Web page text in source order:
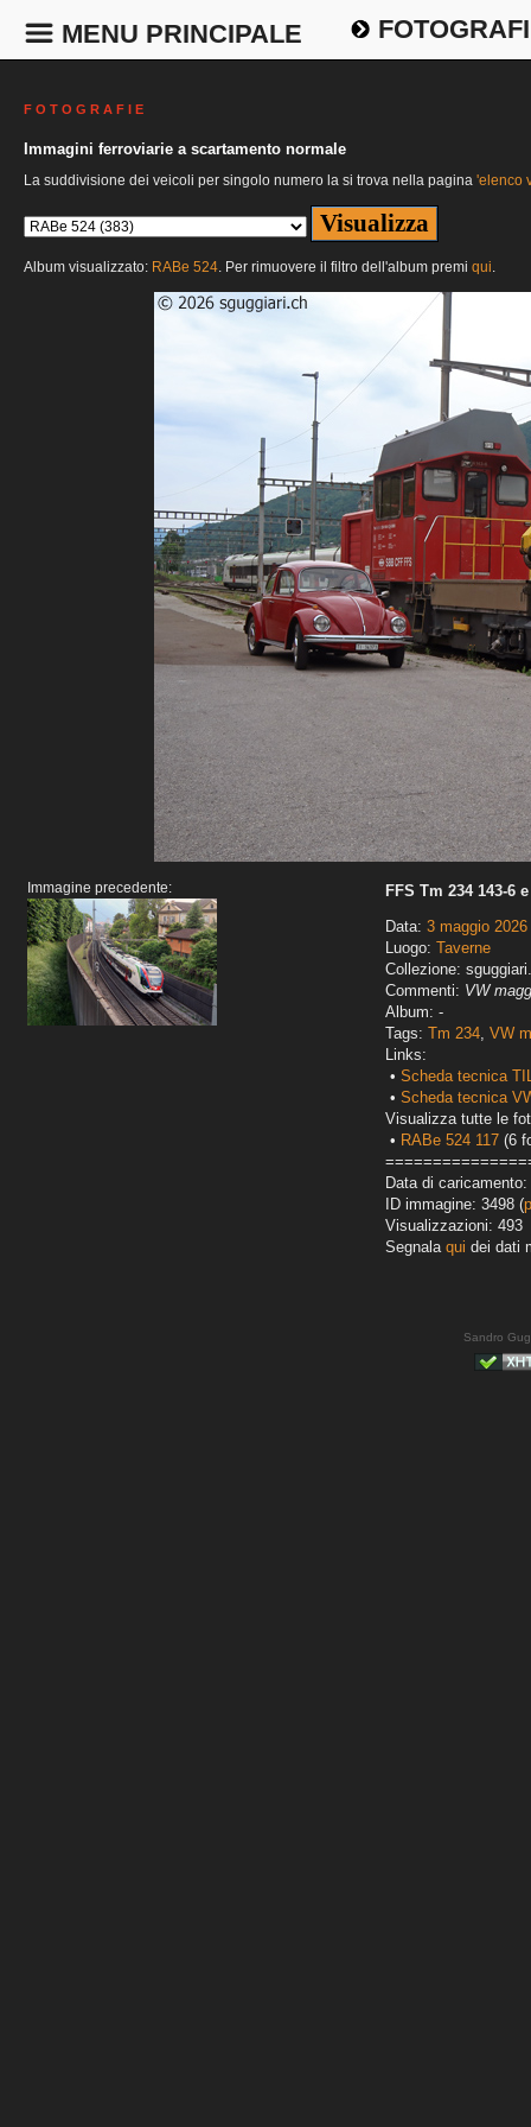
MENU PRINCIPALE
F O T O G R A F I E
Immagini ferroviarie a scartamento normale
La suddivisione dei veicoli per singolo numero la si trova nella pagina 'elenco
Album visualizzato: RABe 524. Per rimuovere il filtro dell'album premi qui.
Immagine precedente:
FFS Tm 234 143-6
Data: 3 maggio 2026
Luogo: Taverne
Collezione:
Commenti: VW
Album: -
Tags: Tm 234, VW
Links:
• Scheda tecnica
• Scheda tecnica
Visualizza tutte le
• RABe 524 117 (6
Data di
ID immagine: 3498 (
Visualizzazioni: 493
Segnala qui dei dati
Sandro